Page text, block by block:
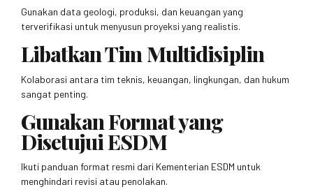
Gunakan data geologi, produksi, dan keuangan yang
terverifikasi untuk menyusun proyeksi yang realistis.
Libatkan Tim Multidisiplin
Kolaborasi antara tim teknis, keuangan, lingkungan, dan hukum
sangat penting.
Gunakan Format yang
Disetujui ESDM
Ikuti panduan format resmi dari Kementerian ESDM untuk
menghindari revisi atau penolakan.